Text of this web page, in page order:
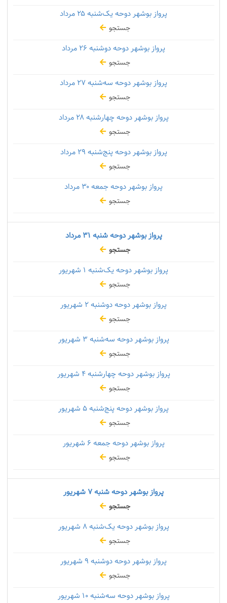
پرواز بوشهر دوحه یک‌شنبه
جستجو
پرواز بوشهر دوحه دوشنبه
جستجو
پرواز بوشهر دوحه سه‌شنبه
جستجو
پرواز بوشهر دوحه چهارشنبه۲۸ مرداد
جستجو
پرواز بوشهر دوحه پنج‌شنبه
جستجو
پرواز بوشهر دوحه جمعه
جستجو
پرواز بوشهر دوحه شنبه
جستجو
پرواز بوشهر دوحه یک‌شنبه
جستجو
پرواز بوشهر دوحه دوشنبه
جستجو
پرواز بوشهر دوحه سه‌شنبه
جستجو
پرواز بوشهر دوحه چهارشنبه۴ شهریور
جستجو
پرواز بوشهر دوحه پنج‌شنبه
جستجو
پرواز بوشهر دوحه جمعه
جستجو
پرواز بوشهر دوحه شنبه
جستجو
پرواز بوشهر دوحه یک‌شنبه۸ شهریور
جستجو
پرواز بوشهر دوحه دوشنبه
جستجو
پرواز بوشهر دوحه سه‌شنبه۱۰ شهریور